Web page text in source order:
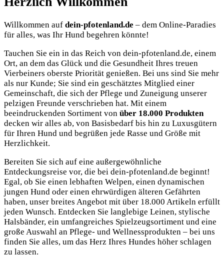
Willkommen auf dein-pfotenland.de – dem Online-Paradies
für alles, was Ihr Hund begehren könnte!
Tauchen Sie ein in das Reich von dein-pfotenland.de, einem
Ort, an dem das Glück und die Gesundheit Ihres treuen
Vierbeiners oberste Priorität genießen. Bei uns sind Sie mehr
als nur Kunde; Sie sind ein geschätztes Mitglied einer
Gemeinschaft, die sich der Pflege und Zuneigung unserer
pelzigen Freunde verschrieben hat. Mit einem
beeindruckenden Sortiment von über 18.000 Produkten
decken wir alles ab, von Basisbedarf bis hin zu Luxusgütern
für Ihren Hund und begrüßen jede Rasse und Größe mit
Herzlichkeit.
Bereiten Sie sich auf eine außergewöhnliche
Entdeckungsreise vor, die bei dein-pfotenland.de beginnt!
Egal, ob Sie einen lebhaften Welpen, einen dynamischen
jungen Hund oder einen ehrwürdigen älteren Gefährten
haben, unser breites Angebot mit über 18.000 Artikeln erfüllt
jeden Wunsch. Entdecken Sie langlebige Leinen, stylische
Halsbänder, ein umfangreiches Spielzeugsortiment und eine
große Auswahl an Pflege- und Wellnessprodukten – bei uns
finden Sie alles, um das Herz Ihres Hundes höher schlagen
zu lassen.